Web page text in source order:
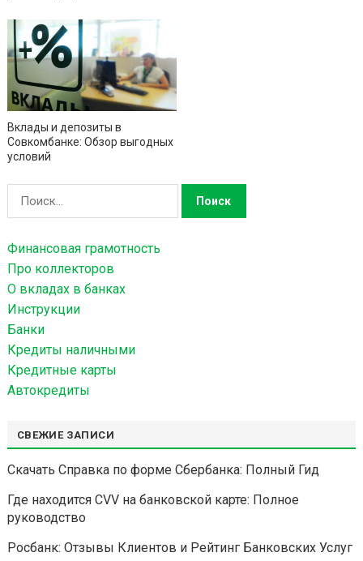
Вклады и депозиты в
Совкомбанке: Обзор выгодных
условий
а
т
и
:
Финансовая грамотность
Про коллекторов
О вкладах в банках
Инструкции
Банки
Кредиты наличными
Кредитные карты
Автокредиты
СВЕЖИЕ ЗАПИСИ
Скачать Справка по форме Сбербанка: Полный Гид
Где находится CVV на банковской карте: Полное
руководство
Росбанк: Отзывы Клиентов и Рейтинг Банковских Услуг